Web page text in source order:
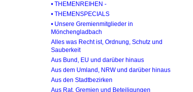
• THEMENREIHEN -
• THEMENSPECIALS
• Unsere Gremienmitglieder in
Mönchengladbach
Alles was Recht ist, Ordnung, Schutz und
Sauberkeit
Aus Bund, EU und darüber hinaus
Aus dem Umland, NRW und darüber hinaus
Aus den Stadtbezirken
Aus Rat, Gremien und Beteiligungen